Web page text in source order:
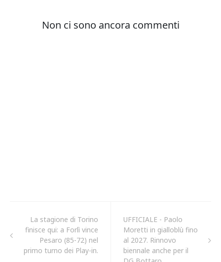
La stagione di Torino
finisce qui: a Forlì vince
Pesaro (85-72) nel
primo turno dei Play-in.
UFFICIALE - Paolo
Moretti in gialloblù fino
al 2027. Rinnovo
biennale anche per il